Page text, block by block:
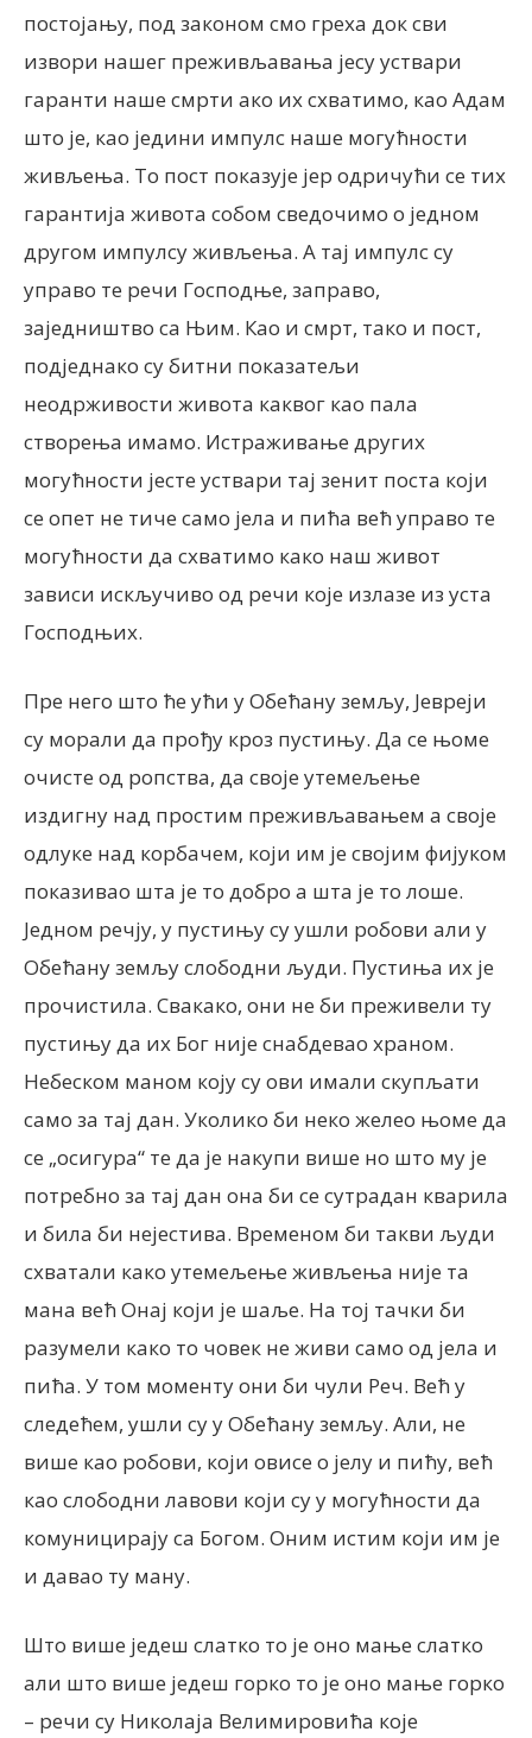
постојању, под законом смо греха док сви
извори нашег преживљавања јесу уствари
гаранти наше смрти ако их схватимо, као Адам
што је, као једини импулс наше могућности
живљења. То пост показује јер одричући се тих
гарантија живота собом сведочимо о једном
другом импулсу живљења. А тај импулс су
управо те речи Господње, заправо,
заједништво са Њим. Као и смрт, тако и пост,
подједнако су битни показатељи
неодрживости живота каквог као пала
створења имамо. Истраживање других
могућности јесте уствари тај зенит поста који
се опет не тиче само јела и пића већ управо те
могућности да схватимо како наш живот
зависи искључиво од речи које излазе из уста
Господњих.
Пре него што ће ући у Обећану земљу, Јевреји
су морали да прођу кроз пустињу. Да се њоме
очисте од ропства, да своје утемељење
издигну над простим преживљавањем а своје
одлуке над корбачем, који им је својим фијуком
показивао шта је то добро а шта је то лоше.
Једном речју, у пустињу су ушли робови али у
Обећану земљу слободни људи. Пустиња их је
прочистила. Свакако, они не би преживели ту
пустињу да их Бог није снабдевао храном.
Небеском маном коју су ови имали скупљати
само за тај дан. Уколико би неко желео њоме да
се „осигура“ те да је накупи више но што му је
потребно за тај дан она би се сутрадан кварила
и била би нејестива. Временом би такви људи
схватали како утемељење живљења није та
мана већ Онај који је шаље. На тој тачки би
разумели како то човек не живи само од јела и
пића. У том моменту они би чули Реч. Већ у
следећем, ушли су у Обећану земљу. Али, не
више као робови, који овисе о јелу и пићу, већ
као слободни лавови који су у могућности да
комуницирају са Богом. Оним истим који им је
и давао ту ману.
Што више једеш слатко то је оно мање слатко
али што више једеш горко то је оно мање горко
– речи су Николаја Велимировића које